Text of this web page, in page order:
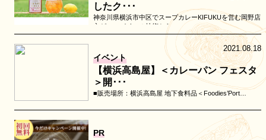
したク･･･
神奈川県横浜市中区でスープカレーKIFUKUを営む岡野店
主が、スパイスの技術から…
イベント
2021.08.18
【横浜高島屋】＜カレーパン フェスタ
＞開･･･
■販売場所：横浜高島屋 地下食料品＜Foodies’Port…
PR